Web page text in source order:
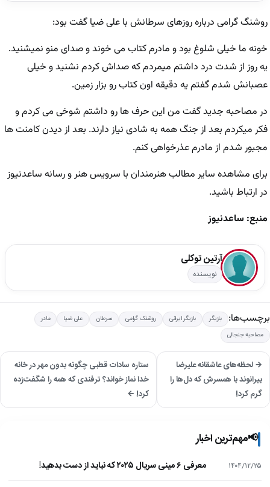
روشنگ گرامی درباره روزهای سرطانش با علی ضیا گفت بود:
خونه ما خیلی شلوغ بود و مادرم کتاب می خوند و صدای منو نمیشنید.
یه روز از شدت درد داشتم میمردم که صداش کردم نشنید و خیلی
عصبانش شدم گفتم یه دقیقه اون کتاب رو بزار زمین.
در مصاحبه جدید گفت من این حرف ها رو داشتم شوخی می کردم و
فکر میکردم بعد از جنگ همه به شادی نیاز دارند. بعد از دیدن کامنت ها
مجبور شدم از مادرم عذرخواهی کنم.
برای مشاهده سایر مطالب هنرمندان با سرویس هنر و رسانه ساعدنیوز
در ارتباط باشید.
منبع: ساعدنیوز
آرتین توکلی
نویسنده
برچسب‌ها: بازیگر بازیگر ایرانی روشنک گرامی سرطان علی ضیا
مادر
مصاحبه جنجالی
→ لحظه‌های عاشقانه علیرضا
بیرانوند با همسرش که دل‌ها را
گرم کرد!
ستاره سادات قطبی چگونه بدون مهر در خانه
خدا نماز خواند؟ ترفندی که همه را شگفت‌زده
کرد! ←
📢مهم‌ترین اخبار
۱۴۰۴/۱۲/۲۵ معرفی ۶ مینی سریال ۲۰۲۵ که نباید از دست بدهید!